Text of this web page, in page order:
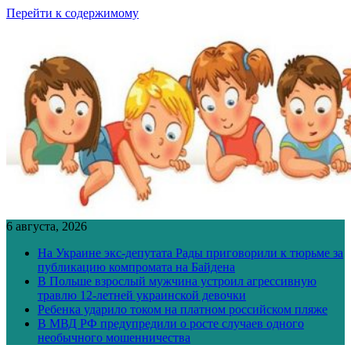
Перейти к содержимому
6 августа, 2026
На Украине экс-депутата Рады приговорили к тюрьме за
публикацию компромата на Байдена
В Польше взрослый мужчина устроил агрессивную
травлю 12-летней украинской девочки
Ребенка ударило током на платном российском пляже
В МВД РФ предупредили о росте случаев одного
необычного мошенничества